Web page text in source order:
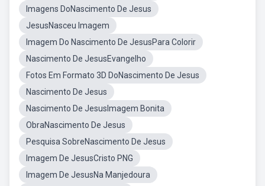
Imagens DoNascimento De Jesus
JesusNasceu Imagem
Imagem Do Nascimento De JesusPara Colorir
Nascimento De JesusEvangelho
Fotos Em Formato 3D DoNascimento De Jesus
Nascimento De Jesus
Nascimento De JesusImagem Bonita
ObraNascimento De Jesus
Pesquisa SobreNascimento De Jesus
Imagem De JesusCristo PNG
Imagem De JesusNa Manjedoura